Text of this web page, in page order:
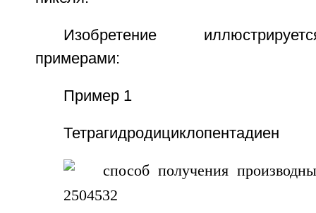
Изобретение
примерами:
Пример 1
Тетрагидродициклопентадиен